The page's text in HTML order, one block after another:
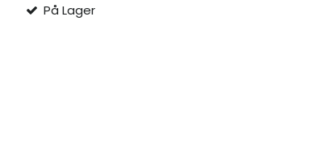
På Lager